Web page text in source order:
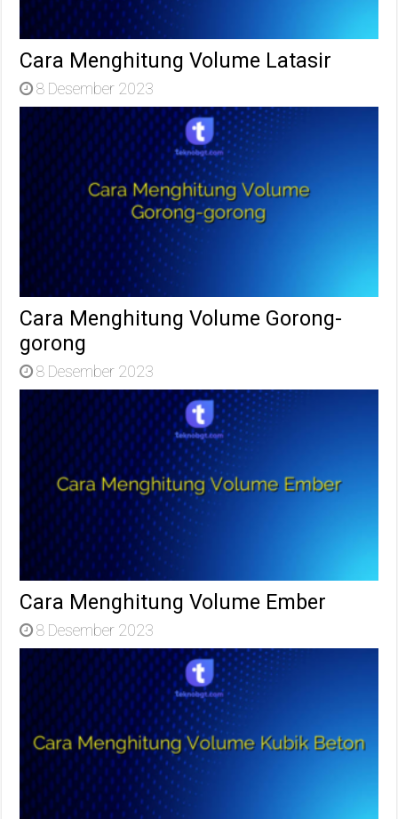
Cara Menghitung Volume Latasir
8 Desember 2023
Cara Menghitung Volume Gorong-
gorong
8 Desember 2023
Cara Menghitung Volume Ember
8 Desember 2023